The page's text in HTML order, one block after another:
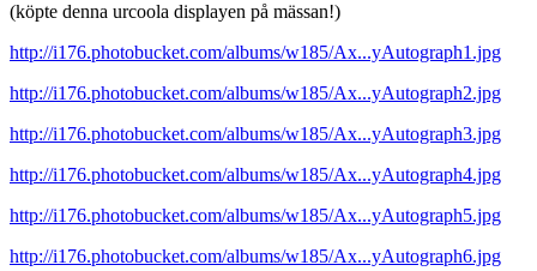
(köpte denna urcoola displayen på mässan!)
http://i176.photobucket.com/albums/w185/Ax...yAutograph1.jpg
http://i176.photobucket.com/albums/w185/Ax...yAutograph2.jpg
http://i176.photobucket.com/albums/w185/Ax...yAutograph3.jpg
http://i176.photobucket.com/albums/w185/Ax...yAutograph4.jpg
http://i176.photobucket.com/albums/w185/Ax...yAutograph5.jpg
http://i176.photobucket.com/albums/w185/Ax...yAutograph6.jpg